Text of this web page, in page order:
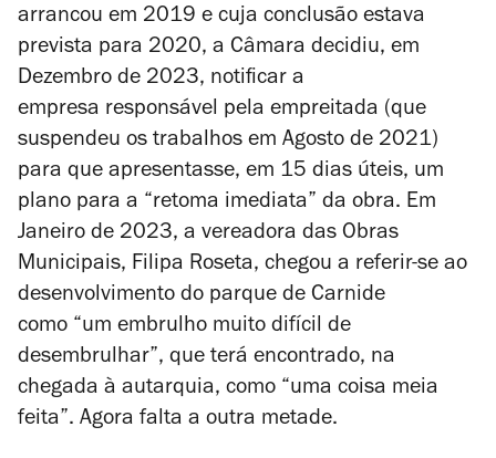
arrancou em 2019 e cuja conclusão estava
prevista para 2020, a Câmara decidiu, em
Dezembro de 2023, notificar a
empresa responsável pela empreitada (que
suspendeu os trabalhos em Agosto de 2021)
para que apresentasse, em 15 dias úteis, um
plano para a “retoma imediata” da obra. Em
Janeiro de 2023, a vereadora das Obras
Municipais, Filipa Roseta, chegou a referir-se ao
desenvolvimento do parque de Carnide
como “um embrulho muito difícil de
desembrulhar”, que terá encontrado, na
chegada à autarquia, como “uma coisa meia
feita”. Agora falta a outra metade.